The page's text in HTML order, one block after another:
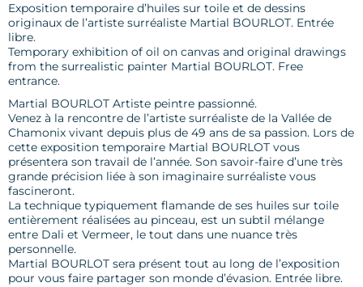
Exposition temporaire d’huiles sur toile et de dessins
originaux de l’artiste surréaliste Martial BOURLOT. Entrée
libre.
Temporary exhibition of oil on canvas and original drawings
from the surrealistic painter Martial BOURLOT. Free
entrance.
Martial BOURLOT Artiste peintre passionné.
Venez à la rencontre de l’artiste surréaliste de la Vallée de
Chamonix vivant depuis plus de 49 ans de sa passion. Lors de
cette exposition temporaire Martial BOURLOT vous
présentera son travail de l’année. Son savoir-faire d’une très
grande précision liée à son imaginaire surréaliste vous
fascineront.
La technique typiquement flamande de ses huiles sur toile
entièrement réalisées au pinceau, est un subtil mélange
entre Dali et Vermeer, le tout dans une nuance très
personnelle.
Martial BOURLOT sera présent tout au long de l’exposition
pour vous faire partager son monde d’évasion. Entrée libre.